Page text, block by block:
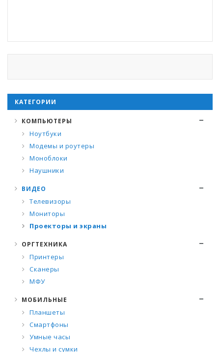
КАТЕГОРИИ
КОМПЬЮТЕРЫ
Ноутбуки
Модемы и роутеры
Моноблоки
Наушники
ВИДЕО
Телевизоры
Мониторы
Проекторы и экраны
ОРГТЕХНИКА
Принтеры
Сканеры
МФУ
МОБИЛЬНЫЕ
Планшеты
Смартфоны
Умные часы
Чехлы и сумки